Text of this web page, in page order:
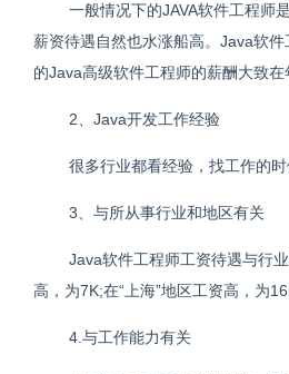
一般情况下的JAVA软件工程师
薪资待遇自然也水涨船高。Java软
的Java高级软件工程师的薪酬大致在
2、Java开发工作经验
很多行业都看经验，找工作的
3、与所从事行业和地区有关
Java软件工程师工资待遇与行
高，为7K;在“上海”地区工资高，为
4.与工作能力有关